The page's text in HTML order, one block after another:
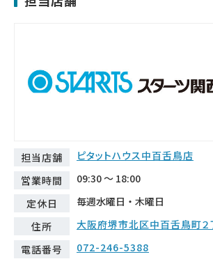
担当店舗
ピタットハウス中百舌鳥店
営業時間
09:30 ～ 18:00
定休日
毎週水曜日・木曜日
住所
大阪府堺市北区中百舌鳥町２
電話番号
072-246-5388